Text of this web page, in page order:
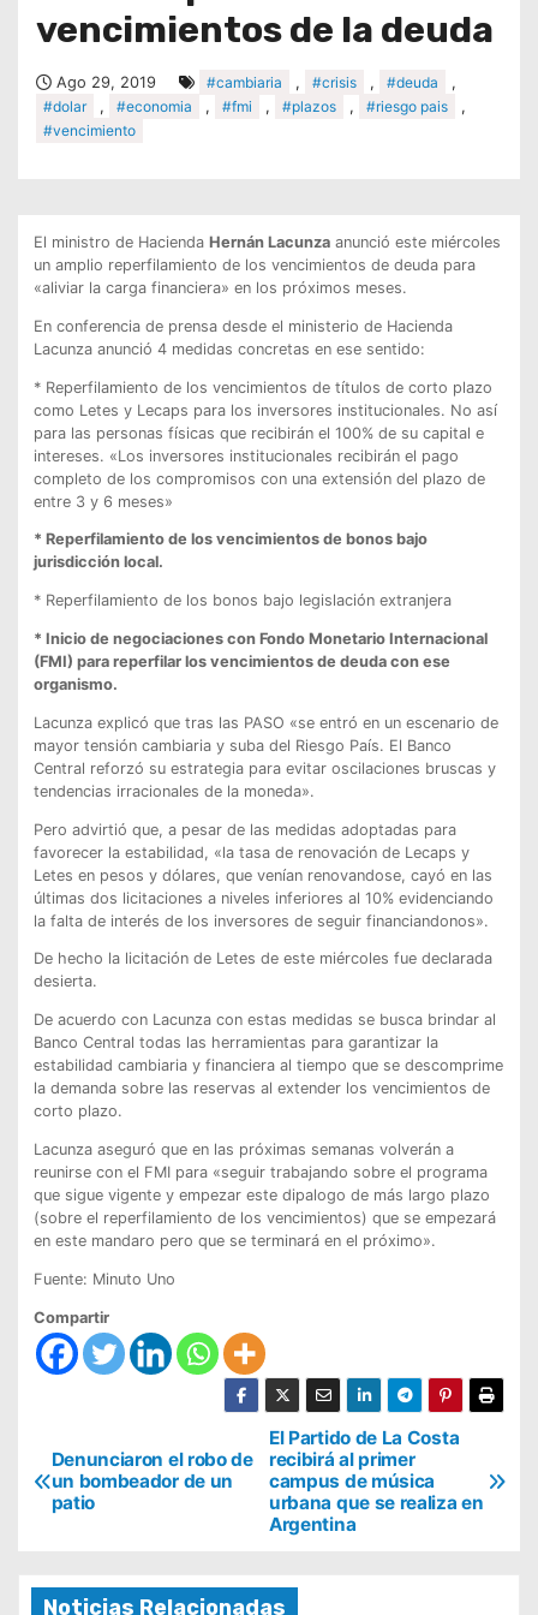
vencimientos de la deuda
Ago 29, 2019 #cambiaria , #crisis , #deuda
,
#dolar
, #economia , #fmi , #plazos , #riesgo pais
,
#vencimiento
El ministro de Hacienda Hernán Lacunzaanunció este miércoles
un amplio reperfilamiento de los vencimientos de deuda para
«aliviar la carga financiera» en los próximos meses.
En conferencia de prensa desde el ministerio de Hacienda
Lacunza anunció 4 medidas concretas en ese sentido:
* Reperfilamiento de los vencimientos de títulos de corto plazo
como Letes y Lecaps para los inversores institucionales. No así
para las personas físicas que recibirán el 100% de su capital e
intereses. «Los inversores institucionales recibirán el pago
completo de los compromisos con una extensión del plazo de
entre 3 y 6 meses»
* Reperfilamiento de los vencimientos de bonos bajo
jurisdicción local.
* Reperfilamiento de los bonos bajo legislación extranjera
* Inicio de negociaciones con Fondo Monetario Internacional
(FMI) para reperfilar los vencimientos de deuda con ese
organismo.
Lacunza explicó que tras las PASO «se entró en un escenario de
mayor tensión cambiaria y suba del Riesgo País. El Banco
Central reforzó su estrategia para evitar oscilaciones bruscas y
tendencias irracionales de la moneda».
Pero advirtió que, a pesar de las medidas adoptadas para
favorecer la estabilidad, «la tasa de renovación de Lecaps y
Letes en pesos y dólares, que venían renovandose, cayó en las
últimas dos licitaciones a niveles inferiores al 10% evidenciando
la falta de interés de los inversores de seguir financiandonos».
De hecho la licitación de Letes de este miércoles fue declarada
desierta.
De acuerdo con Lacunza con estas medidas se busca brindar al
Banco Central todas las herramientas para garantizar la
estabilidad cambiaria y financiera al tiempo que se descomprime
la demanda sobre las reservas al extender los vencimientos de
corto plazo.
Lacunza aseguró que en las próximas semanas volverán a
reunirse con el FMI para «seguir trabajando sobre el programa
que sigue vigente y empezar este dipalogo de más largo plazo
(sobre el reperfilamiento de los vencimientos) que se empezará
en este mandaro pero que se terminará en el próximo».
Fuente: Minuto Uno
Compartir
N
a
g
El Partido de La Costa
recibirá al primer
campus de música
urbana que se realiza en
Argentina
Denunciaron el robo de
un bombeador de un
patio
Noticias Relacionadas